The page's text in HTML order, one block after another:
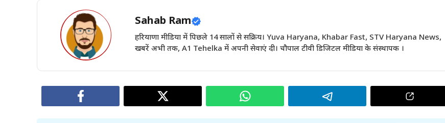
Sahab Ram
हरियाणा मीडिया में पिछले 14 सालों से सक्रिय। Yuva Haryana, Khabar Fast, STV Haryana News,
खबरें अभी तक, A1 Tehelka में अपनी सेवाएं दी। चौपाल टीवी डिजिटल मीडिया के संस्थापक ।